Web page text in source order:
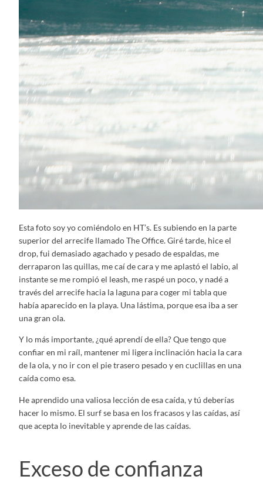
Esta foto soy yo comiéndolo en HT’s. Es subiendo en la parte
superior del arrecife llamado The Office. Giré tarde, hice el
drop, fui demasiado agachado y pesado de espaldas, me
derraparon las quillas, me caí de cara y me aplastó el labio, al
instante se me rompió el leash, me raspé un poco, y nadé a
través del arrecife hacia la laguna para coger mi tabla que
había aparecido en la playa. Una lástima, porque esa iba a ser
una gran ola.
Y lo más importante, ¿qué aprendí de ella? Que tengo que
confiar en mi raíl, mantener mi ligera inclinación hacia la cara
de la ola, y no ir con el pie trasero pesado y en cuclillas en una
caída como esa.
He aprendido una valiosa lección de esa caída, y tú deberías
hacer lo mismo. El surf se basa en los fracasos y las caídas, así
que acepta lo inevitable y aprende de las caídas.
Exceso de confianza